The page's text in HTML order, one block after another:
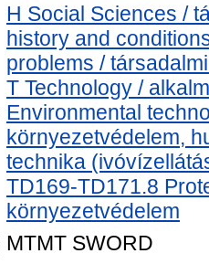
H Social Sciences /
history and
problems /
T Technology /
Environmental
környezetvédelem,
technika
TD169-TD171.8
környezetvédelem
MTMT SWORD